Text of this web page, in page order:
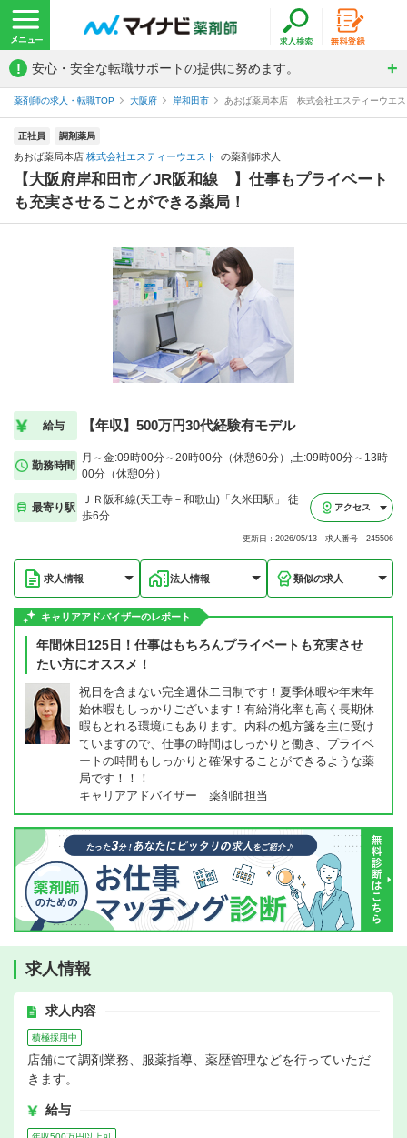
! 安心・安全な転職サポートの提供に努めます。
薬剤師の求人・転職TOP 大阪府 岸和田市 あおば薬局本店 株式会社エスティーウエ
正社員 調剤薬局
あおば薬局本店 株式会社エスティーウエスト の薬剤師求人
【大阪府岸和田市／JR阪和線 】仕事もプライベート
も充実させることができる薬局！
給与 【年収】500万円30代経験有モデル
勤務時間
月～金:09時00分～20時00分（休憩60分）,土:09時00分～13時
00分（休憩0分）
最寄り駅
ＪＲ阪和線(天王寺－和歌山)「久米田駅」 徒
歩6分
アクセス
更新日：2026/05/13 求人番号：245506
求人情報 法人情報 類似の求人
キャリアアドバイザーのレポート
年間休日125日！仕事はもちろんプライベートも充実させ
たい方にオススメ！
祝日を含まない完全週休二日制です！夏季休暇や年末年
始休暇もしっかりございます！有給消化率も高く長期休
暇もとれる環境にもあります。内科の処方箋を主に受け
ていますので、仕事の時間はしっかりと働き、プライベ
ートの時間もしっかりと確保することができるような薬
局です！！！
キャリアアドバイザー 薬剤師担当
求人情報
求人内容
積極採用中
店舗にて調剤業務、服薬指導、薬歴管理などを行っていただ
きます。
給与